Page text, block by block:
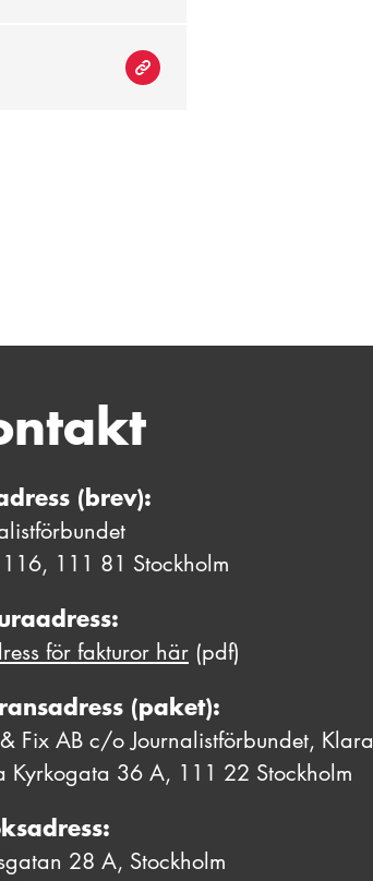
(brev):
111 81 Stockholm
för fakturor här (pdf)
(paket):
Fix AB c/o Journalistförbundet, Klara
Kyrkogata 36 A, 111 22 Stockholm
28 A, Stockholm